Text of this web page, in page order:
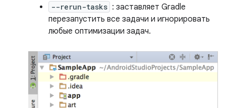
--rerun-tasks : заставляет Gradle
перезапустить все задачи и игнорировать
любые оптимизации задач.